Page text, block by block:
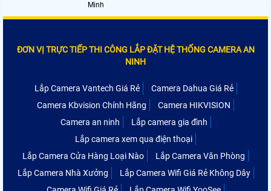
Minh
ĐƠN VỊ TRỰC TIẾP THI CÔNG LẮP ĐẶT HỆ THỐNG CAMERA AN
NINH
Lắp Camera Vantech Giá Rẻ
Camera Dahua Giá Rẻ
Camera Kbvision Chính Hãng
Camera HIKVISION
Camera an ninh
Lắp camera gia đình
Lắp camera xem qua điện thoại
Lắp Camera Cửa Hàng Loại Nào
Lắp Camera Văn Phòng
Lắp Camera Nhà Xưởng
Lắp Camera Wifi Giá Rẻ Không Dây